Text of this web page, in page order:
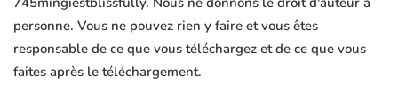
personne. Vous ne pouvez rien y faire et vous êtes
responsable de ce que vous téléchargez et de ce que vous
faites après le téléchargement.